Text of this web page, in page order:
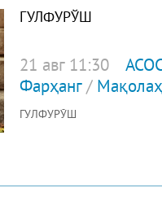
ГУЛФУРЎШ
21 авг 11:30
Фарҳанг/
ГУЛФУРЎШ